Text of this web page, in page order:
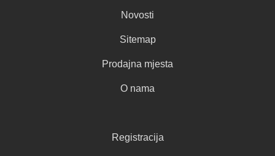
Novosti
Sitemap
Prodajna mjesta
O nama
Registracija